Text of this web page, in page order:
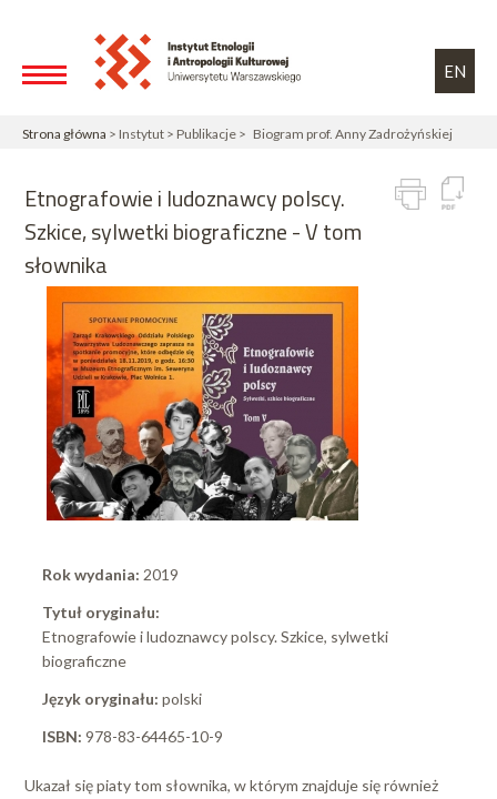
EN
Strona główna > Instytut > Publikacje > Biogram prof. Anny Zadrożyńskiej
Etnografowie i ludoznawcy polscy.
Szkice, sylwetki biograficzne - V tom
słownika
Rok wydania: 2019
Tytuł oryginału:
Etnografowie i ludoznawcy polscy. Szkice, sylwetki
biograficzne
Język oryginału: polski
ISBN: 978-83-64465-10-9
Ukazał się piaty tom słownika, w którym znajduje się również